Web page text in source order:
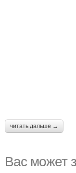
читать дальше →
Вас может